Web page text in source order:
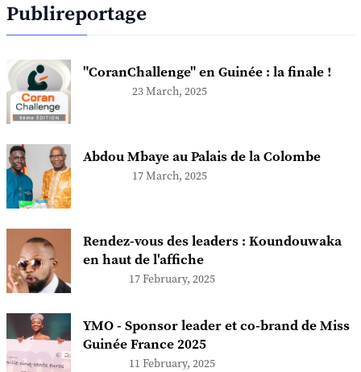
Publireportage
"CoranChallenge" en Guinée : la finale !
23 March, 2025
Abdou Mbaye au Palais de la Colombe
17 March, 2025
Rendez-vous des leaders : Koundouwaka
en haut de l'affiche
17 February, 2025
YMO - Sponsor leader et co-brand de Miss
Guinée France 2025
11 February, 2025